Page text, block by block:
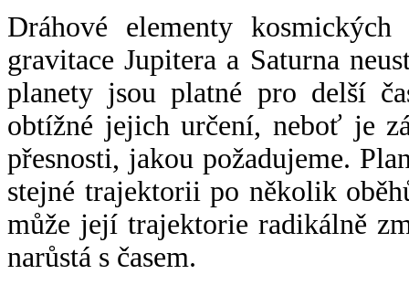
Dráhové elementy
gravitace Jupitera a Saturna
planety jsou platné pro delší
obtížné jejich určení, neboť je
přesnosti, jakou požadujeme.
stejné trajektorii po několik
může její trajektorie radikálně
narůstá s časem.